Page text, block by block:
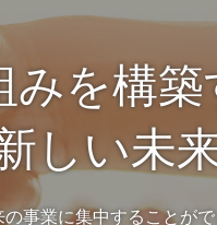
みを構
しい未
事業に集中することがで